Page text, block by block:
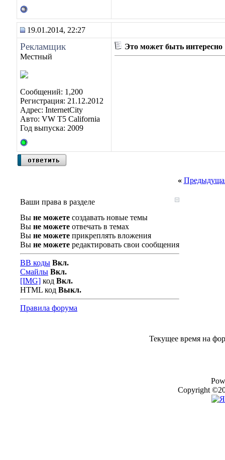
19.01.2014, 22:27
Рекламщик
Местный
Сообщений: 1,200
Регистрация: 21.12.2012
Адрес: InternetCity
Авто: VW T5 California
Год выпуска: 2009
Это может быть интересно
«
Ваши права в разделе
Вы не можете создавать новые темы
Вы не можете отвечать в темах
Вы не можете прикреплять вложения
Вы не можете редактировать свои сообщения
BB коды Вкл.
Смайлы Вкл.
[IMG] код Вкл.
HTML код Выкл.
Правила форума
Текущее время на
Copyright